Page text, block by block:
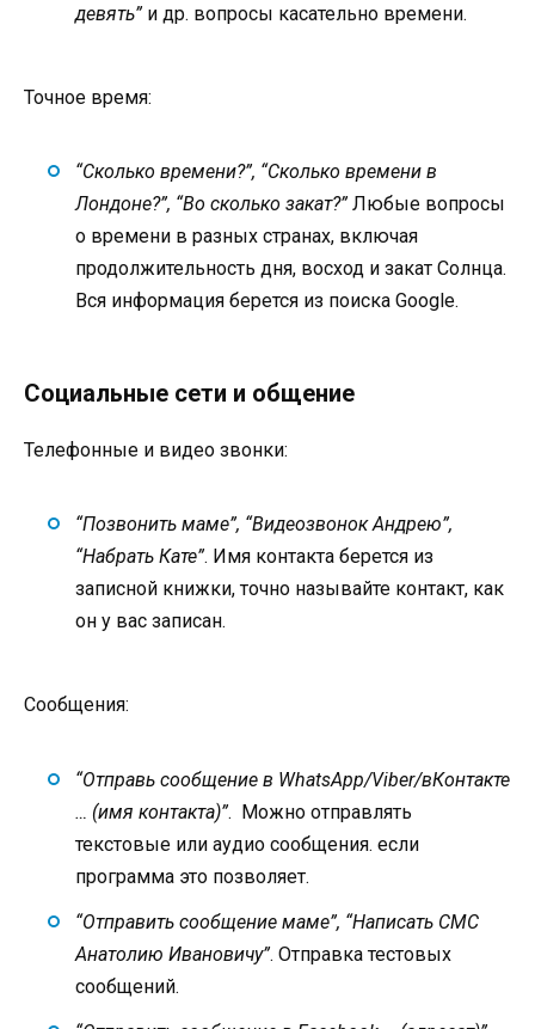
девять” и др. вопросы касательно времени.
Точное время:
“Сколько времени?”, “Сколько времени в
Лондоне?”, “Во сколько закат?” Любые вопросы
о времени в разных странах, включая
продолжительность дня, восход и закат Солнца.
Вся информация берется из поиска Google.
Социальные сети и общение
Телефонные и видео звонки:
“Позвонить маме”, “Видеозвонок Андрею”,
“Набрать Кате”. Имя контакта берется из
записной книжки, точно называйте контакт, как
он у вас записан.
Сообщения:
“Отправь сообщение в WhatsApp/Viber/вКонтакте
… (имя контакта)”. Можно отправлять
текстовые или аудио сообщения. если
программа это позволяет.
“Отправить сообщение маме”, “Написать СМС
Анатолию Ивановичу”. Отправка тестовых
сообщений.